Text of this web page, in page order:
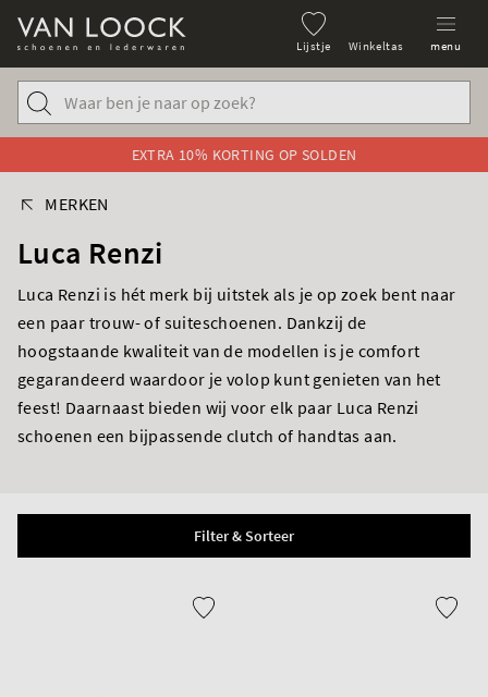
Lijstje Winkeltas menu
EXTRA 10% KORTING OP SOLDEN
MERKEN
Luca Renzi
Luca Renzi is hét merk bij uitstek als je op zoek bent naar
een paar trouw- of suiteschoenen. Dankzij de
hoogstaande kwaliteit van de modellen is je comfort
gegarandeerd waardoor je volop kunt genieten van het
feest! Daarnaast bieden wij voor elk paar Luca Renzi
schoenen een bijpassende clutch of handtas aan.
Filter & Sorteer